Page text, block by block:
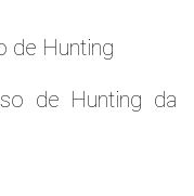
de Hunting
de Hunting da